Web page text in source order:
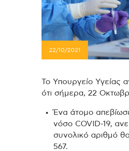
22/10/2021
Το Υπουργείο Υγείας
ότι σήμερα, 22
Ένα άτομο
νόσο COVID-19,
συνολικό αριθμό
567.